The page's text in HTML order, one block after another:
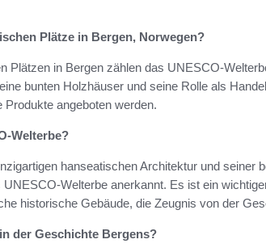
Plätze in Bergen, Norwegen?
Plätzen in Bergen zählen das UNESCO-
bunten Holzhäuser und seine Rolle als
angeboten werden.
Welterbe?
hanseatischen Architektur und seiner
Welterbe anerkannt. Es ist ein
historische Gebäude, die Zeugnis von der
der Geschichte Bergens?